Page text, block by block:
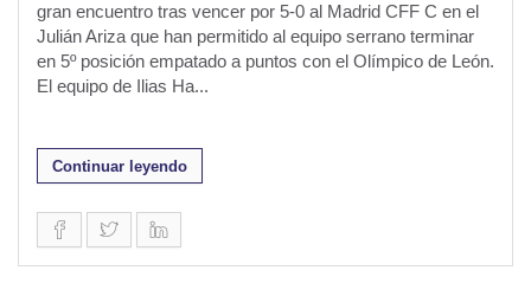
gran encuentro tras vencer por 5-0 al Madrid CFF C en el
Julián Ariza que han permitido al equipo serrano terminar
en 5º posición empatado a puntos con el Olímpico de León.
El equipo de Ilias Ha...
Continuar leyendo